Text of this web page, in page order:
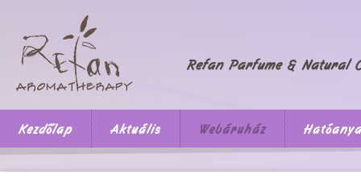
Kezdőlap Aktuális Webáruház